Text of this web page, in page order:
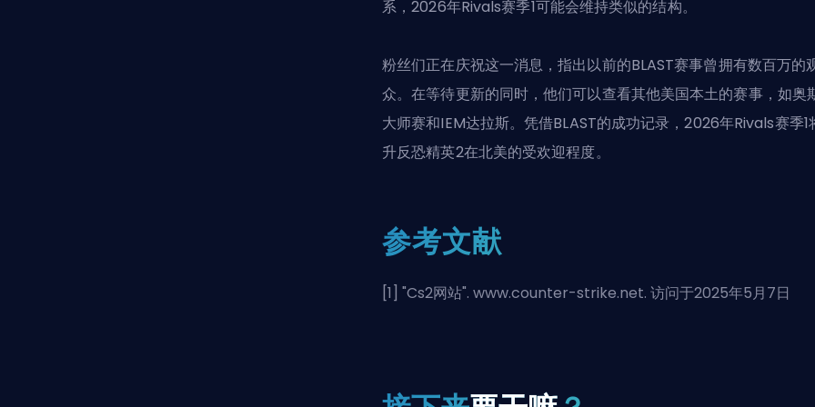
系，2026年Rivals赛季1可能会维持类似的结构。
粉丝们正在庆祝这一消息，指出以前的BLAST赛事曾拥有数百万的
众。在等待更新的同时，他们可以查看其他美国本土的赛事，如奥
大师赛和IEM达拉斯。凭借BLAST的成功记录，2026年Rivals赛季1
升反恐精英2在北美的受欢迎程度。
参考文献
[1] "Cs2网站". www.counter-strike.net. 访问于2025年5月7日